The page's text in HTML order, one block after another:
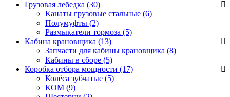
Грузовая лебедка (30)
Канаты грузовые стальные (6)
Полумуфты (2)
Размыкатели тормоза (5)
Кабина крановщика (13)
Запчасти для кабины крановщика (8)
Кабины в сборе (5)
Коробка отбора мощности (17)
Колёса зубчатые (5)
КОМ (9)